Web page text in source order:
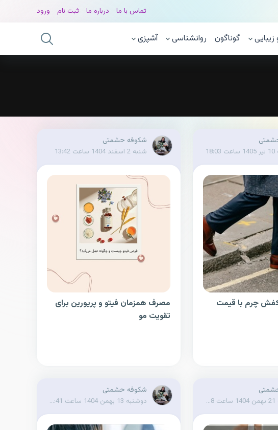
تماس با ما درباره ما ثبت نام ورود
گوناگون روانشناسی آشپزی
کفش چرم با قیمت
شکوفه حشمتی
شنبه 2 اسفند 1404 ساعت 13:42
مصرف همزمان فیتو و پریورین برای
تقویت مو
سه شنبه 21 بهمن 1404 ساعت 12:48
شکوفه حشمتی
دوشنبه 13 بهمن 1404 ساعت 15:41